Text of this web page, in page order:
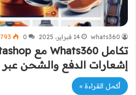
whats360 14 فبراير، 2025 0
793
إشعارات الدفع والشحن عبر WhatsApp
أكمل القراءة »